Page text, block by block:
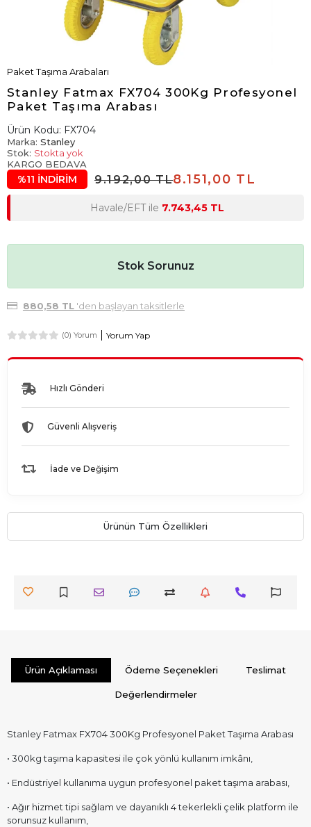
Paket Taşıma Arabaları
Stanley Fatmax FX704 300Kg Profesyonel
Paket Taşıma Arabası
Ürün Kodu: FX704
Marka: Stanley
Stok: Stokta yok
KARGO BEDAVA
%11 İNDİRİM 9.192,00 TL8.151,00 TL
Havale/EFT ile 7.743,45 TL
Stok Sorunuz
880,58 TL'den başlayan taksitlerle
(0) Yorum Yorum Yap
Hızlı Gönderi
Güvenli Alışveriş
İade ve Değişim
Ürünün Tüm Özellikleri
Ürün Açıklaması Ödeme Seçenekleri Teslimat
Değerlendirmeler
Stanley Fatmax FX704 300Kg Profesyonel Paket Taşıma Arabası
• 300kg taşıma kapasitesi ile çok yönlü kullanım imkânı,
• Endüstriyel kullanıma uygun profesyonel paket taşıma arabası,
• Ağır hizmet tipi sağlam ve dayanıklı 4 tekerlekli çelik platform ile
sorunsuz kullanım,